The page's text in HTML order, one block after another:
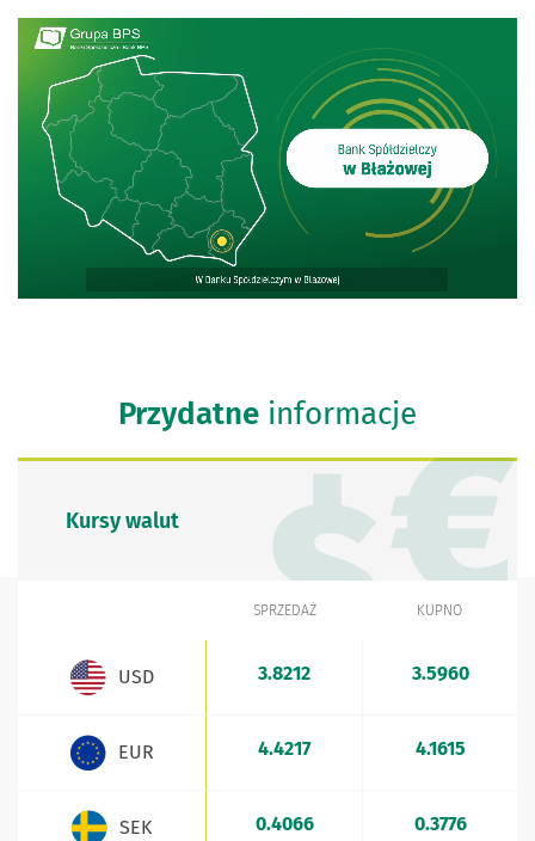
Przydatne informacje
Kursy walut
SPRZEDAŻ KUPNO
USD 3.8212 3.5960
EUR 4.4217 4.1615
SEK 0.4066 0.3776